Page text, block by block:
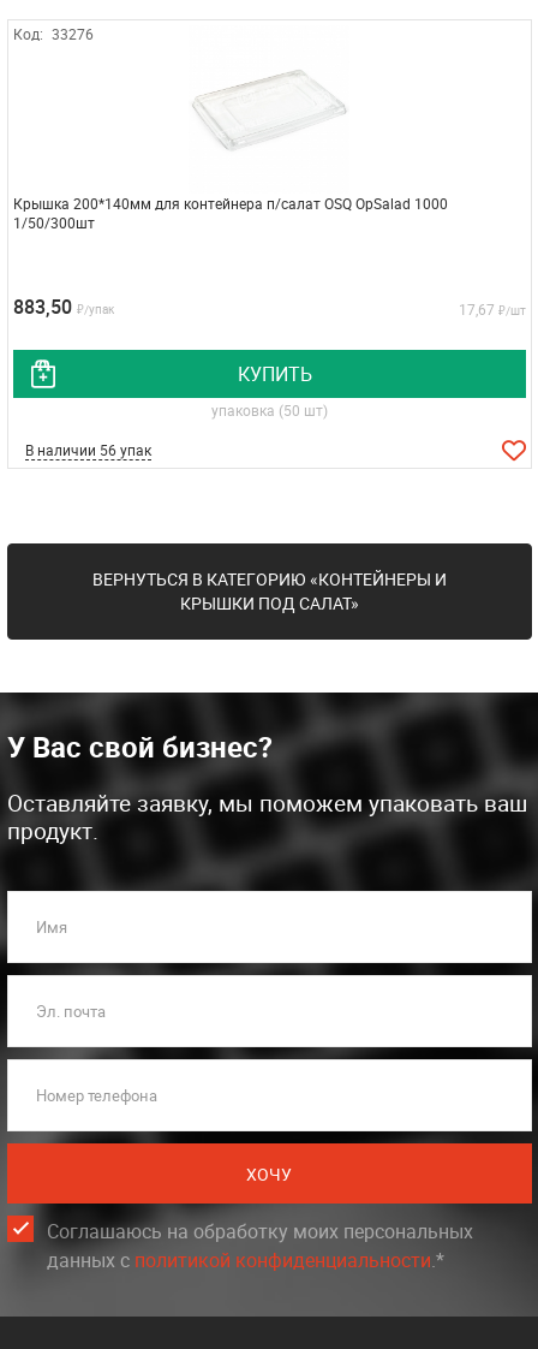
Код: 33276
Крышка 200*140мм для контейнера п/салат OSQ OpSalad 1000
1/50/300шт
883,50 ₽/упак 17,67 ₽/шт
КУПИТЬ
упаковка (50 шт)
В наличии 56 упак
ВЕРНУТЬСЯ В КАТЕГОРИЮ «КОНТЕЙНЕРЫ И
КРЫШКИ ПОД САЛАТ»
У Вас свой бизнес?
Оставляйте заявку, мы поможем упаковать ваш
продукт.
Имя
Эл. почта
Номер телефона
ХОЧУ
Соглашаюсь на обработку моих персональных
данных c политикой конфиденциальности.*